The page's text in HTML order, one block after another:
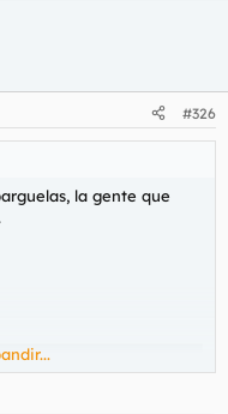
#326
la gente que
by @pablo_gx(Pablo Gonzalez Vidal) | Twitter Thread Reader